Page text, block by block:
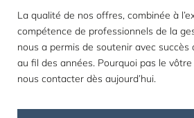
La qualité de nos offres, combinée à
compétence de professionnels de la
nous a permis de soutenir avec succès
au fil des années. Pourquoi pas le vôtre
nous contacter dès aujourd’hui.